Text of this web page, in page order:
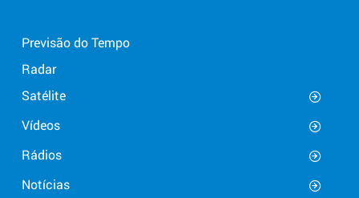
Previsão do Tempo
Radar
Satélite
Vídeos
Rádios
Notícias